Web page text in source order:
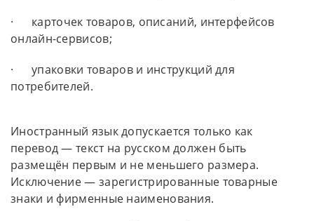
· карточек товаров, описаний, интерфейсов
онлайн-сервисов;
· упаковки товаров и инструкций для
потребителей.
Иностранный язык допускается только как
перевод — текст на русском должен быть
размещён первым и не меньшего размера.
Исключение — зарегистрированные товарные
знаки и фирменные наименования.